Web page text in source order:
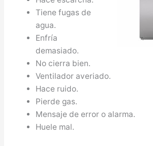
Tiene fugas de
agua.
Enfría
demasiado.
No cierra bien.
Ventilador averiado.
Hace ruido.
Pierde gas.
Mensaje de error o alarma.
Huele mal.